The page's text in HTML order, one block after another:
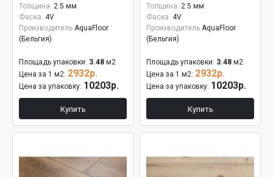
Толщина: 2.5 мм
Фаска: 4V
Производитель AquaFloor
(Бельгия)
Площадь упаковки: 3.48 м2
Цена за 1 м2: 2932р.
Цена за упаковку: 10203р.
Купить
Толщина: 2.5 мм
Фаска: 4V
Производитель AquaFloor
(Бельгия)
Площадь упаковки: 3.48 м2
Цена за 1 м2: 2932р.
Цена за упаковку: 10203р.
Купить